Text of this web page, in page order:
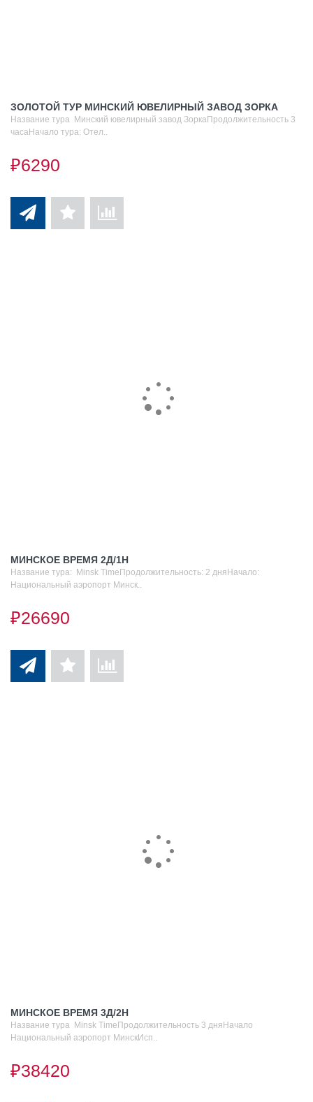
ЗОЛОТОЙ ТУР МИНСКИЙ ЮВЕЛИРНЫЙ ЗАВОД ЗОРКА
Название тура Минский ювелирный завод ЗоркаПродолжительность 3
часаНачало тура: Отел..
₽6290
МИНСКОЕ ВРЕМЯ 2Д/1Н
Название тура: Minsk TimeПродолжительность: 2 дняНачало:
Национальный аэропорт Минск..
₽26690
МИНСКОЕ ВРЕМЯ 3Д/2Н
Название тура Minsk TimeПродолжительность 3 дняНачало
Национальный аэропорт МинскИсп..
₽38420